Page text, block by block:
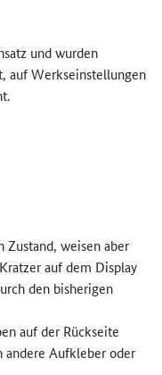
und wurden
auf Werkseinstellungen
weisen aber
auf dem Display
den bisherigen
auf der Rückseite
Aufkleber oder